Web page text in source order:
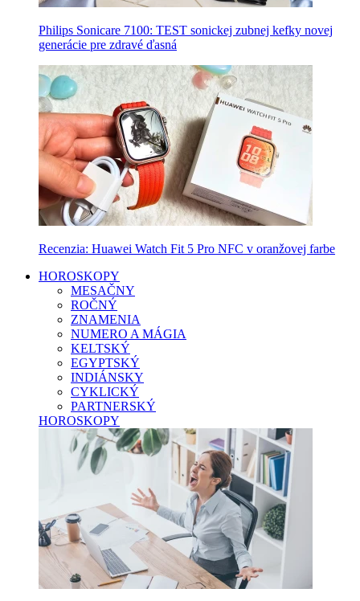
Philips Sonicare 7100: TEST sonickej zubnej kefky novej
generácie pre zdravé ďasná
Recenzia: Huawei Watch Fit 5 Pro NFC v oranžovej farbe
HOROSKOPY
MESAČNY
ROČNÝ
ZNAMENIA
NUMERO A MÁGIA
KELTSKÝ
EGYPTSKÝ
INDIÁNSKY
CYKLICKÝ
PARTNERSKÝ
HOROSKOPY